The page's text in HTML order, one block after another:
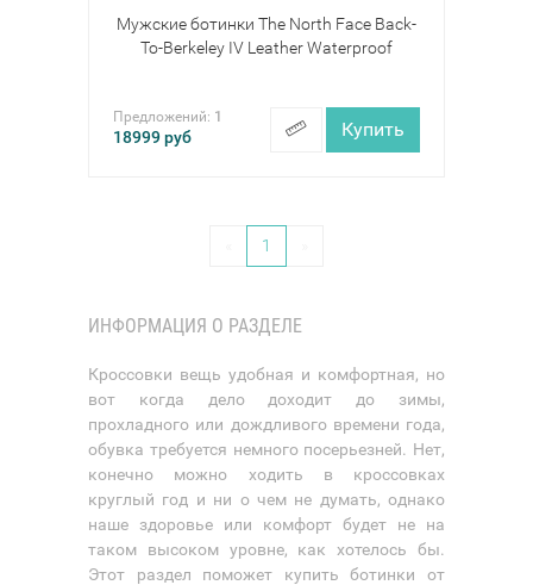
Мужские ботинки The North Face Back-
To-Berkeley IV Leather Waterproof
Предложений: 1
18999руб Купить
1
ИНФОРМАЦИЯ О РАЗДЕЛЕ
Кроссовки вещь удобная и комфортная, но
вот когда дело доходит до зимы,
прохладного или дождливого времени года,
обувка требуется немного посерьезней. Нет,
конечно можно ходить в кроссовках
круглый год и ни о чем не думать, однако
наше здоровье или комфорт будет не на
таком высоком уровне, как хотелось бы.
Этот раздел поможет купить ботинки от